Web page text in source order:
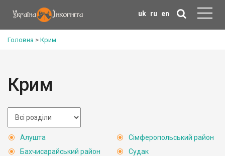
uk ru en
Головна > Крим
Крим
Алушта
Бахчисарайський район
Сімферопольський район
Судак